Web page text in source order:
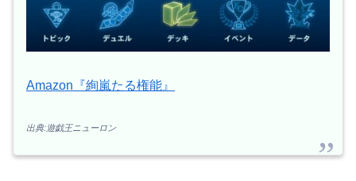
Amazon『絢嵐たる権能』
出典:遊戯王ニューロン